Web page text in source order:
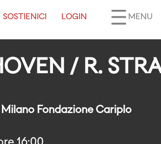
SOSTIENICI LOGIN MENU
/ R.
Fondazione Cariplo